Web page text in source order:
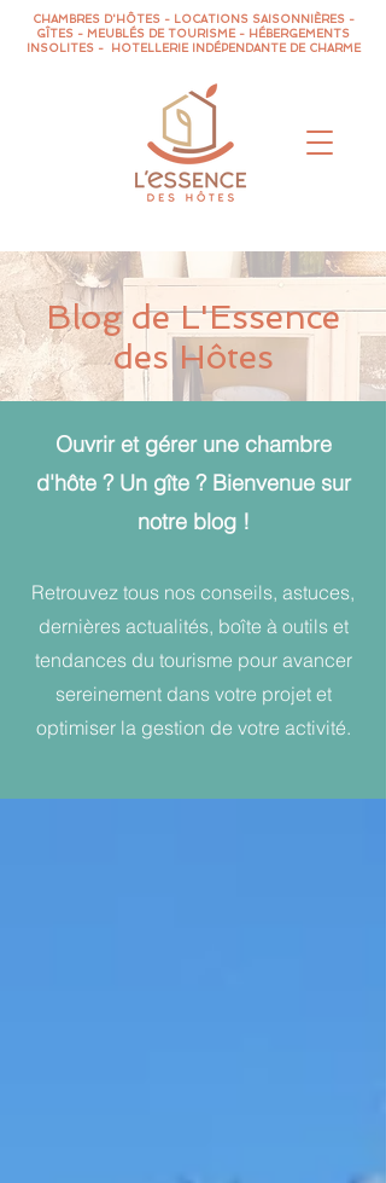
CHAMBRES D'HÔTES - LOCATIONS SAISONNIÈRES -
GÎTES - MEUBLÉS DE TOURISME - HÉBERGEMENTS
INSOLITES - HOTELLERIE INDÉPENDANTE DE CHARME
Blog de L'Essence
des Hôtes
Ouvrir et gérer une chambre
d'hôte ? Un gîte ? Bienvenue sur
notre blog !
Retrouvez tous nos conseils, astuces,
dernières actualités, boîte à outils et
tendances du tourisme pour avancer
sereinement dans votre projet et
optimiser la gestion de votre activité.